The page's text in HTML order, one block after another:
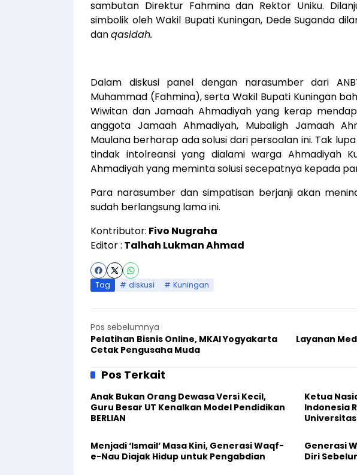
sambutan Direktur Fahmina dan Rektor Uniku.
simbolik oleh Wakil Bupati Kuningan, Dede Suganda
danqasidah.
Dalam diskusi panel dengan narasumber dari
Muhammad (Fahmina), serta Wakil Bupati Kuningan
Wiwitan dan Jamaah Ahmadiyah yang kerap
anggota Jamaah Ahmadiyah, Mubaligh Jamaah
Maulana berharap ada solusi dari persoalan ini. Tak
tindak intolreansi yang dialami warga Ahmadiyah
Ahmadiyah yang meminta solusi secepatnya kepada
Para narasumber dan simpatisan berjanji akan
sudah berlangsung lama ini.
Kontributor: Fivo Nugraha
Editor : Talhah Lukman Ahmad
Tag diskusi Kuningan
Pos sebelumnya
Pelatihan Bisnis Online, MKAI Yogyakarta
Cetak Pengusaha Muda
Layanan
Pos Terkait
Anak Bukan Orang Dewasa Versi Kecil,
Guru Besar UT Kenalkan Model Pendidikan
BERLIAN
Ketua
Indonesia
Menjadi ‘Ismail’ Masa Kini, Generasi Waqf-
e-Nau Diajak Hidup untuk Pengabdian
Generasi
Diri